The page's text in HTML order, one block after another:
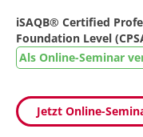
iSAQB® Certified
Foundation Level
Als Online-Seminar
Jetzt Online-